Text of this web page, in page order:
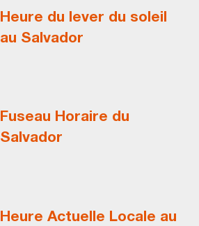
Heure du lever du soleil
au Salvador
Fuseau Horaire du
Salvador
Heure Actuelle Locale au